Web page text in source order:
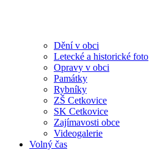
Dění v obci
Letecké a historické foto
Opravy v obci
Památky
Rybníky
ZŠ Cetkovice
SK Cetkovice
Zajímavosti obce
Videogalerie
Volný čas